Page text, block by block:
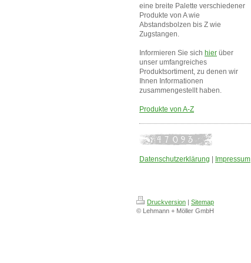
eine breite Palette verschiedener
Produkte von A wie
Abstandsbolzen bis Z wie
Zugstangen.
Informieren Sie sich hier über
unser umfangreiches
Produktsortiment, zu denen wir
Ihnen Informationen
zusammengestellt haben.
Produkte von A-Z
Datenschutzerklärung Impressum
Druckversion | Sitemap
© Lehmann + Möller GmbH